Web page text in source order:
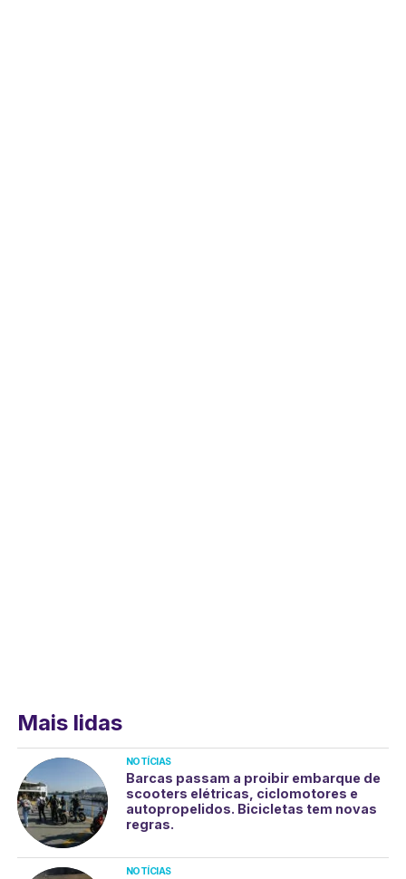
Mais lidas
NOTÍCIAS
Barcas passam a proibir embarque de
scooters elétricas, ciclomotores e
autopropelidos. Bicicletas tem novas
regras.
NOTÍCIAS